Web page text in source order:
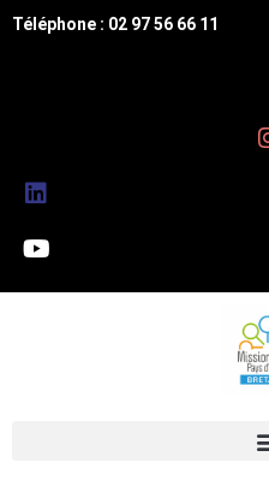
Téléphone : 02 97 56 66 11